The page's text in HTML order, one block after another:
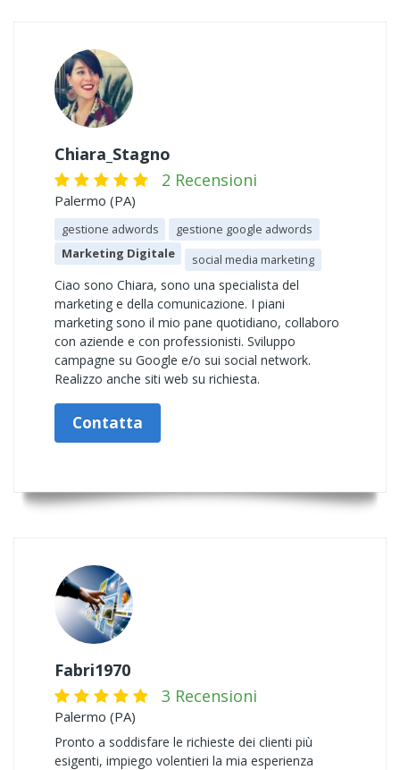
Chiara_Stagno
2 Recensioni
Palermo (PA)
gestione adwords
gestione google adwords
Marketing Digitale
social media marketing
Ciao sono Chiara, sono una specialista del
marketing e della comunicazione. I piani
marketing sono il mio pane quotidiano, collaboro
con aziende e con professionisti. Sviluppo
campagne su Google e/o sui social network.
Realizzo anche siti web su richiesta.
Contatta
Fabri1970
3 Recensioni
Palermo (PA)
Pronto a soddisfare le richieste dei clienti più
esigenti, impiego volentieri la mia esperienza